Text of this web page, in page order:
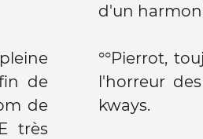
de
très
d'un
°°Pierrot,
l'horreur
kways.